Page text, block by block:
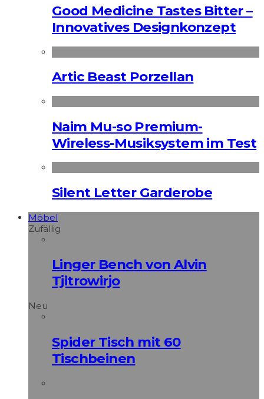
Good Medicine Tastes Bitter –
Innovatives Designkonzept
Artic Beast Porzellan
Naim Mu-so Premium-
Wireless-Musiksystem im Test
Silent Letter Garderobe
Möbel
Zufällig
Linger Bench von Alvin
Tjitrowirjo
Neu
Spider Tisch mit 60
Tischbeinen